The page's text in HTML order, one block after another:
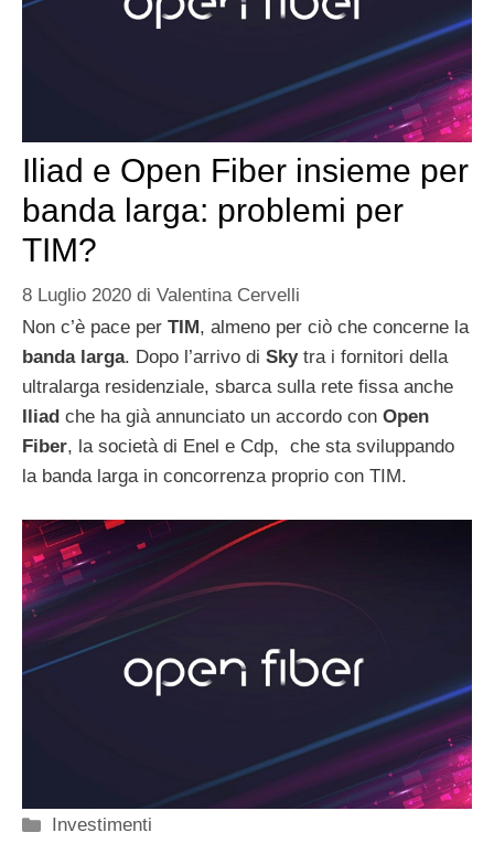
Iliad e Open Fiber insieme per
banda larga: problemi per
TIM?
8 Luglio 2020 di Valentina Cervelli
Non c’è pace per TIM , almeno per ciò che concerne la
banda larga. Dopo l’arrivo di Skytra i fornitori della
ultralarga residenziale, sbarca sulla rete fissa anche
Iliad che ha già annunciato un accordo con Open
Fiber, la società di Enel e Cdp, che sta sviluppando
la banda larga in concorrenza proprio con TIM.
Categorie
Investimenti